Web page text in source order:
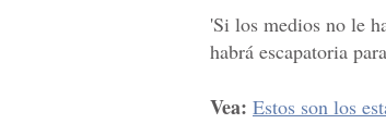
'Si los medios no le
habrá escapatoria
Vea: Estos son los